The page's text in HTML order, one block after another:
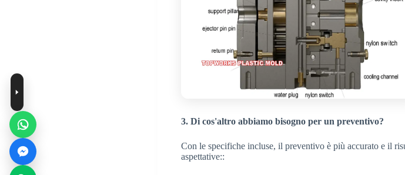
3. Di cos'altro abbiamo bisogno per un preventivo?
Con le specifiche incluse, il preventivo è più accurato e il
aspettative::